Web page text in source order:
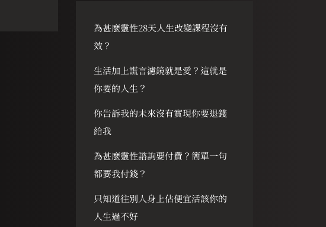
字
:
為甚麼靈性28天人生改變課程沒有
效？
生活加上謊言濾鏡就是愛？這就是
你要的人生？
你告訴我的未來沒有實現你要退錢
給我
為甚麼靈性諮詢要付費？簡單一句
都要我付錢？
只知道往別人身上佔便宜活該你的
人生過不好